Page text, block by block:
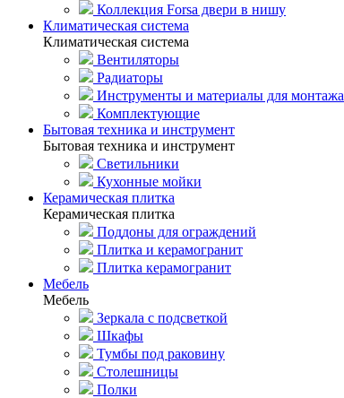
Коллекция Forsa двери в нишу
Климатическая система
Климатическая система
Вентиляторы
Радиаторы
Инструменты и материалы для монтажа
Комплектующие
Бытовая техника и инструмент
Бытовая техника и инструмент
Светильники
Кухонные мойки
Керамическая плитка
Керамическая плитка
Поддоны для ограждений
Плитка и керамогранит
Плитка керамогранит
Мебель
Мебель
Зеркала с подсветкой
Шкафы
Тумбы под раковину
Столешницы
Полки